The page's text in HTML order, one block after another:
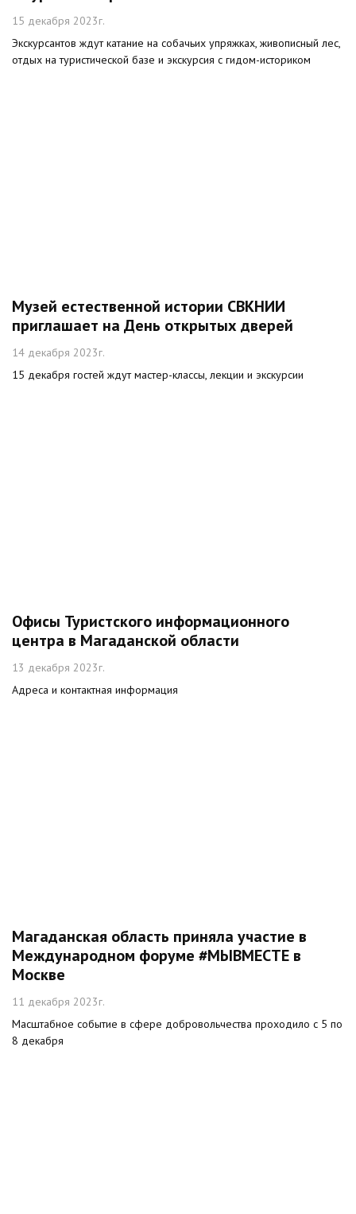
15 декабря 2023г.
Экскурсантов ждут катание на собачьих упряжках, живописный лес,
отдых на туристической базе и экскурсия с гидом-историком
Музей естественной истории СВКНИИ
приглашает на День открытых дверей
14 декабря 2023г.
15 декабря гостей ждут мастер-классы, лекции и экскурсии
Офисы Туристского информационного
центра в Магаданской области
13 декабря 2023г.
Адреса и контактная информация
Магаданская область приняла участие в
Международном форуме #МЫВМЕСТЕ в
Москве
11 декабря 2023г.
Масштабное событие в сфере добровольчества проходило с 5 по
8 декабря